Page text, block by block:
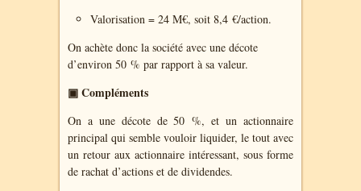
Valorisation = 24 M€, soit 8,4 €/action.
On achète donc la société avec une décote
d’environ 50 % par rapport à sa valeur.
▣ Compléments
On a une décote de 50 %, et un actionnaire
principal qui semble vouloir liquider, le tout avec
un retour aux actionnaire intéressant, sous forme
de rachat d’actions et de dividendes.